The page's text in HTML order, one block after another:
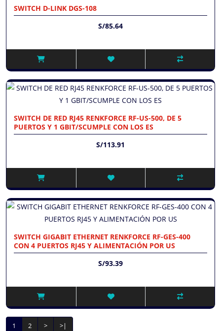
SWITCH D-LINK DGS-108
S/85.64
SWITCH DE RED RJ45 RENKFORCE RF-US-500, DE 5
PUERTOS Y 1 GBIT/SCUMPLE CON LOS ES
S/113.91
SWITCH GIGABIT ETHERNET RENKFORCE RF-GES-400
CON 4 PUERTOS RJ45 Y ALIMENTACIÓN POR US
S/93.39
1 2 > >|